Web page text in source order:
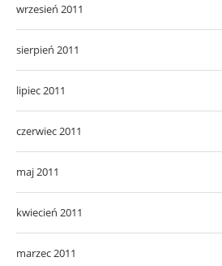
wrzesień 2011
sierpień 2011
lipiec 2011
czerwiec 2011
maj 2011
kwiecień 2011
marzec 2011